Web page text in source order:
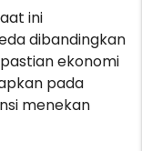
ini
dibandingkan
ekonomi
pada
menekan